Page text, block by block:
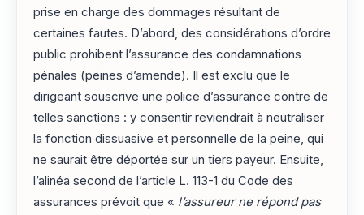
prise en charge des dommages résultant de
certaines fautes. D’abord, des considérations d’ordre
public prohibent l’assurance des condamnations
pénales (peines d’amende). Il est exclu que le
dirigeant souscrive une police d’assurance contre de
telles sanctions : y consentir reviendrait à neutraliser
la fonction dissuasive et personnelle de la peine, qui
ne saurait être déportée sur un tiers payeur. Ensuite,
l’alinéa second de l’article L. 113-1 du Code des
assurances prévoit que « l’assureur ne répond pas